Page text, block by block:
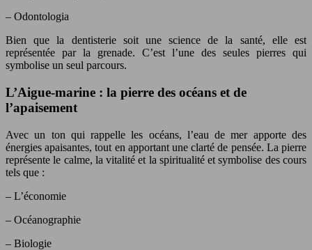
– Odontologia
Bien que la dentisterie soit une science de la santé, elle est
représentée par la grenade. C’est l’une des seules pierres qui
symbolise un seul parcours.
L’Aigue-marine : la pierre des océans et de
l’apaisement
Avec un ton qui rappelle les océans, l’eau de mer apporte des
énergies apaisantes, tout en apportant une clarté de pensée. La pierre
représente le calme, la vitalité et la spiritualité et symbolise des cours
tels que :
– L’économie
– Océanographie
– Biologie